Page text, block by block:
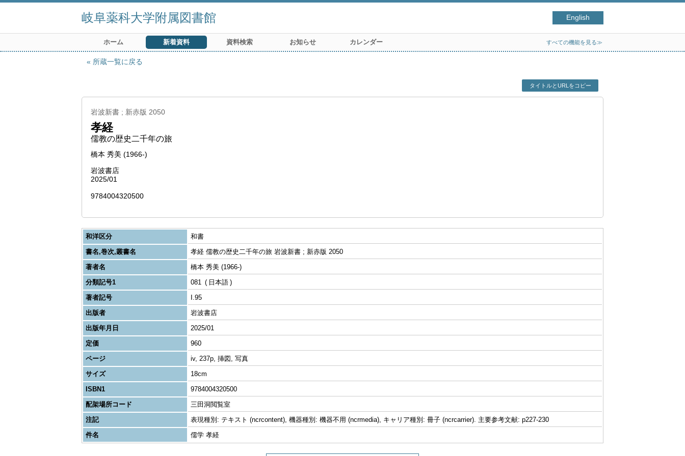
岐阜薬科大学附属図書館 English
ホーム 新着資料 資料検索 お知らせ カレンダー すべての機能を見る≫
所蔵一覧に戻る
タイトルとURLをコピー
岩波新書 ; 新赤版 2050
孝経
儒教の歴史二千年の旅
橋本 秀美 (1966-)
岩波書店
2025/01
9784004320500
和洋区分
和書
書名,巻次,叢書名
孝経 儒教の歴史二千年の旅 岩波新書 ; 新赤版 2050
著者名
橋本 秀美 (1966-)
分類記号1
081
日本語
著者記号
I.95
出版者
岩波書店
出版年月日
2025/01
定価
960
ページ
iv, 237p, 挿図, 写真
サイズ
18cm
ISBN1
9784004320500
配架場所コード
三田洞閲覧室
注記
表現種別: テキスト (ncrcontent), 機器種別: 機器不用 (ncrmedia), キャリア種別: 冊子 (ncrcarrier). 主要参考文献: p227-230
件名
儒学 孝経